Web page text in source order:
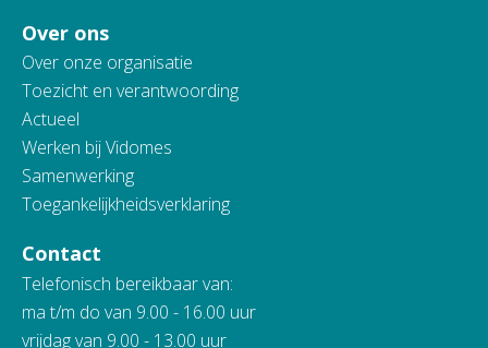
Over ons
Over onze organisatie
Toezicht en verantwoording
Actueel
Werken bij Vidomes
Samenwerking
Toegankelijkheidsverklaring
Contact
Telefonisch bereikbaar van:
ma t/m do van 9.00 - 16.00 uur
vrijdag van 9.00 - 13.00 uur